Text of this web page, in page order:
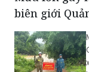
ĐỌC
Mưa lớn gây
biên giới